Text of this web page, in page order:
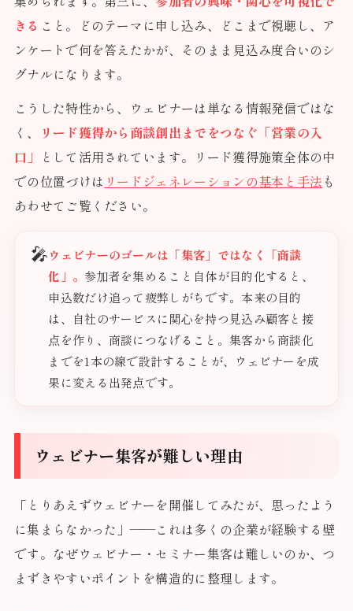
きる こと。どのテーマに申し込み、どこまで視聴し、ア
ンケートで何を答えたかが、そのまま見込み度合いのシ
グナルになります。
こうした特性から、ウェビナーは単なる情報発信ではな
く、
リード獲得から商談創出までをつなぐ「営業の入
口」
として活用されています。リード獲得施策全体の中
での位置づけは リードジェネレーションの基本と手法 も
あわせてご覧ください。
🎤ウェビナーのゴールは「集客」ではなく「商談
化」。 参加者を集めること自体が目的化すると、
申込数だけ追って疲弊しがちです。本来の目的
は、自社のサービスに関心を持つ見込み顧客と接
点を作り、商談につなげること。集客から商談化
までを1本の線で設計することが、ウェビナーを成
果に変える出発点です。
ウェビナー集客が難しい理由
「とりあえずウェビナーを開催してみたが、思ったよう
に集まらなかった」——これは多くの企業が経験する壁
です。なぜウェビナー・セミナー集客は難しいのか、つ
まずきやすいポイントを構造的に整理します。